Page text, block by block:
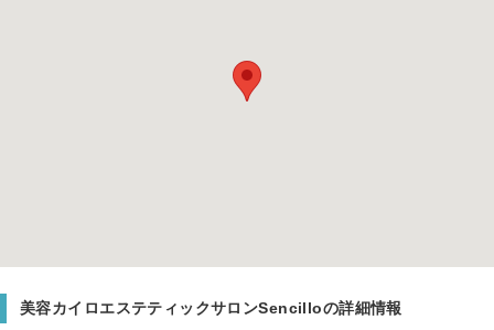
美容カイロエステティックサロンSencilloの詳細情報